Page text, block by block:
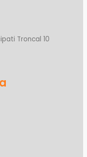
Troncal 10